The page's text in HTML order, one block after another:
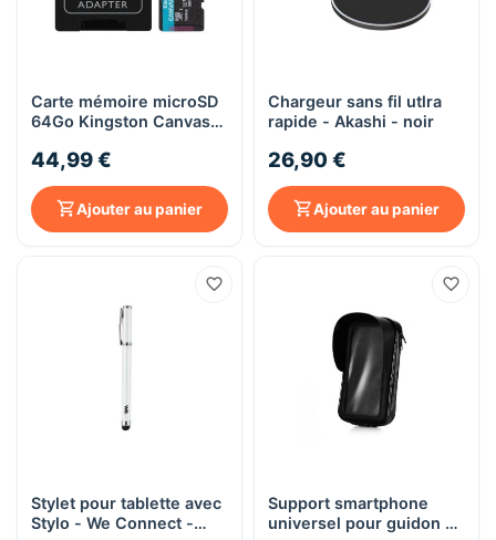
Carte mémoire microSD
64Go Kingston Canvas
44,99 €
Ajouter au panier
Chargeur sans fil utlra
rapide - Akashi - noir
26,90 €
Ajouter au panier
Stylet pour tablette avec
Stylo - We Connect -
Support smartphone
universel pour guidon de